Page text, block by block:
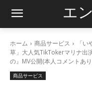
エ
ホーム 商品サービス
「
草」大人気TikTokerマリナ出
の』MV公開(本人コメントあ
商品サービス